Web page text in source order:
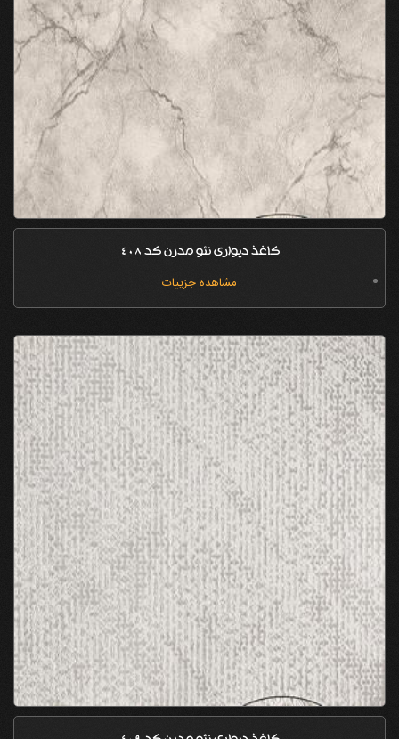
کاغذ دیواری نئو مدرن کد 408
مشاهده جزییات